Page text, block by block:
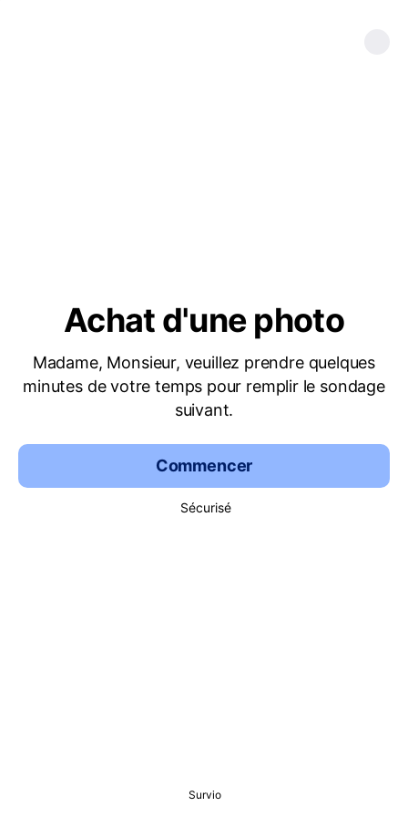
Achat d'une photo
Madame, Monsieur, veuillez prendre quelques
minutes de votre temps pour remplir le sondage
suivant.
Commencer
Sécurisé
Survio